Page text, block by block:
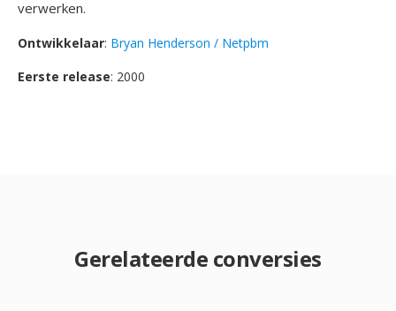
verwerken.
Ontwikkelaar: Bryan Henderson / Netpbm
Eerste release: 2000
Gerelateerde conversies